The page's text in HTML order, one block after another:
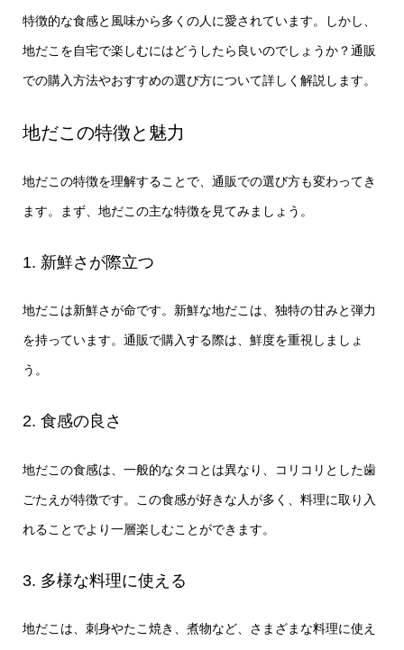
特徴的な食感と風味から多くの人に愛されています。しかし、
地だこを自宅で楽しむにはどうしたら良いのでしょうか？通販
での購入方法やおすすめの選び方について詳しく解説します。
地だこの特徴と魅力
地だこの特徴を理解することで、通販での選び方も変わってき
ます。まず、地だこの主な特徴を見てみましょう。
1. 新鮮さが際立つ
地だこは新鮮さが命です。新鮮な地だこは、独特の甘みと弾力
を持っています。通販で購入する際は、鮮度を重視しましょ
う。
2. 食感の良さ
地だこの食感は、一般的なタコとは異なり、コリコリとした歯
ごたえが特徴です。この食感が好きな人が多く、料理に取り入
れることでより一層楽しむことができます。
3. 多様な料理に使える
地だこは、刺身やたこ焼き、煮物など、さまざまな料理に使え